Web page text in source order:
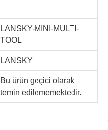
LANSKY-MINI-MULTI-
TOOL
LANSKY
Bu ürün geçici olarak
temin edilememektedir.